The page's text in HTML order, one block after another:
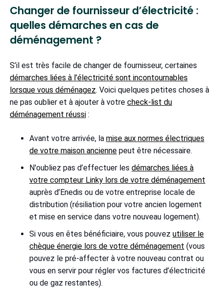
Changer de fournisseur d’électricité :
quelles démarches en cas de
déménagement ?
S’il est très facile de changer de fournisseur, certaines
démarches liées à l’électricité sont incontournables
lorsque vous déménagez. Voici quelques petites choses à
ne pas oublier et à ajouter à votre check-list du
déménagement réussi :
Avant votre arrivée, la mise aux normes électriques
de votre maison ancienne peut être nécessaire.
N'oubliez pas d’effectuer les démarches liées à
votre compteur Linky lors de votre déménagement
auprès d’Enedis ou de votre entreprise locale de
distribution (résiliation pour votre ancien logement
et mise en service dans votre nouveau logement).
Si vous en êtes bénéficiaire, vous pouvez utiliser le
chèque énergie lors de votre déménagement (vous
pouvez le pré-affecter à votre nouveau contrat ou
vous en servir pour régler vos factures d’électricité
ou de gaz restantes).